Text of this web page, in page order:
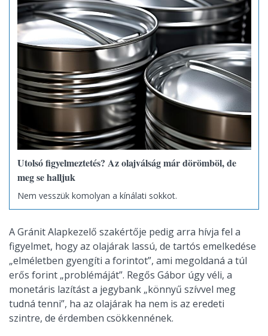
Utolsó figyelmeztetés? Az olajválság már dörömböl, de
meg se halljuk
Nem vesszük komolyan a kínálati sokkot.
A Gránit Alapkezelő szakértője pedig arra hívja fel a
figyelmet, hogy az olajárak lassú, de tartós emelkedése
„elméletben gyengíti a forintot”, ami megoldaná a túl
erős forint „problémáját”. Regős Gábor úgy véli, a
monetáris lazítást a jegybank „könnyű szívvel meg
tudná tenni”, ha az olajárak ha nem is az eredeti
szintre, de érdemben csökkennének.